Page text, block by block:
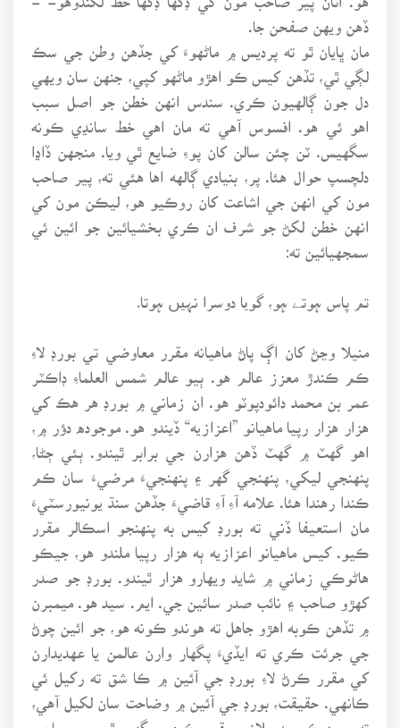
ڏهن ويهن صفحن جا.
مان ڀايان ٿو ته پرديس ۾ ماڻهوءَ کي جڏهن وطن جي سڪ
لڳي ٿي، تڏهن کيس ڪو اهڙو ماڻهو کپي، جنهن سان ويهي
دل جون ڳالهيون ڪري. سندس انهن خطن جو اصل سبب
اهو ئي هو. افسوس آهي ته مان اهي خط سانڍي ڪونه
سگهيس. ٽن چئن سالن کان پوءِ ضايع ٿي ويا. منجهن ڏاڍا
دلچسپ حوال هئا. پر، بنيادي ڳالهه اها هئي ته، پير صاحب
مون کي انهن جي اشاعت کان روڪيو هو، ليڪن مون کي
انهن خطن لکڻ جو شرف ان ڪري بخشيائين جو ائين ئي
سمجهيائين ته:
تم پاس ہوتے ہو، گویا دوسرا نہیں ہوتا۔
منيلا وڃڻ کان اڳ پاڻ ماهيانه مقرر معاوضي تي بورڊ لاءِ
ڪم ڪندڙ معزز عالم هو. ٻيو عالم شمس العلماءِ ڊاڪٽر
عمر بن محمد دائودپوٽو هو. ان زماني ۾ بورڊ هر هڪ کي
هزار هزار رپيا ماهيانو ”اعزازيه“ ڏيندو هو. موجوده دؤر ۾،
اهو گهٽ ۾ گهٽ ڏهن هزارن جي برابر ٿيندو. ٻئي ڄڻا،
پنهنجي ليکي، پنهنجي گهر ۽ پنهنجيءَ مرضيءَ سان ڪم
ڪندا رهندا هئا. علامه آءِ آءِ قاضيءَ جڏهن سنڌ يونيورسٽيءَ
مان استعيفا ڏني ته بورڊ کيس به پنهنجو اسڪالر مقرر
ڪيو. کيس ماهيانو اعزازيه ٻه هزار رپيا ملندو هو، جيڪو
هاڻوڪي زماني ۾ شايد ويهارو هزار ٿيندو. بورڊ جو صدر
کهڙو صاحب ۽ نائب صدر سائين جي. ايم. سيد هو. ميمبرن
۾ تڏهن ڪوبه اهڙو جاهل ته هوندو ڪونه هو، جو ائين چوڻ
جي جرئت ڪري ته ايڏيءَ پگهار وارن عالمن يا عهديدارن
کي مقرر ڪرڻ لاءِ بورڊ جي آئين ۾ ڪا شق ته رکيل ئي
ڪانهي. حقيقت، بورڊ جي آئين ۾ وضاحت سان لکيل آهي،
ته بورڊ ڪي به ملازم مقرر ڪري سگهي ٿو. پير صاحب